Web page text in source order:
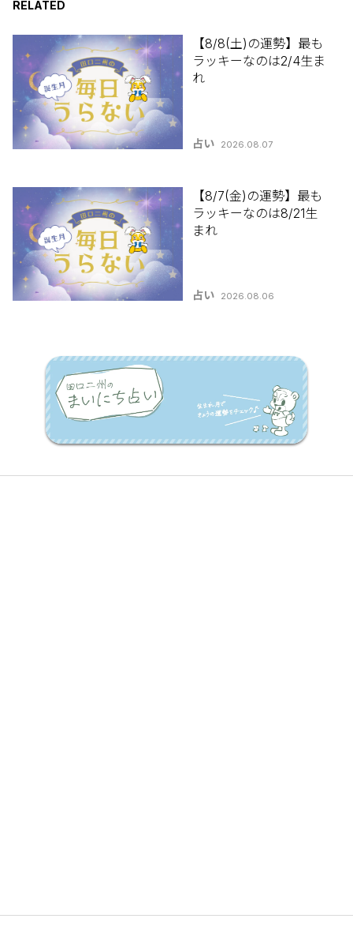
RELATED
【8/8(土)の運勢】最も
ラッキーなのは2/4生ま
れ
占い 2026.08.07
【8/7(金)の運勢】最も
ラッキーなのは8/21生
まれ
占い 2026.08.06